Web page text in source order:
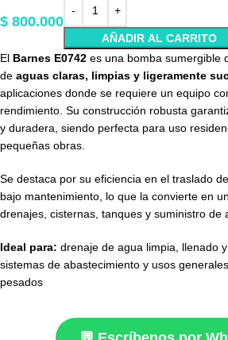
$ 800.000
AÑADIR AL CARRITO
El Barnes E0742 es una bomba sumergible
de aguas claras, limpias y ligeramente
aplicaciones donde se requiere un equipo
rendimiento. Su construcción robusta
y duradera, siendo perfecta para uso
pequeñas obras.
Se destaca por su eficiencia en el traslado
bajo mantenimiento, lo que la convierte en
drenajes, cisternas, tanques y suministro de
Ideal para: drenaje de agua limpia, llenado
sistemas de abastecimiento y usos
pesados